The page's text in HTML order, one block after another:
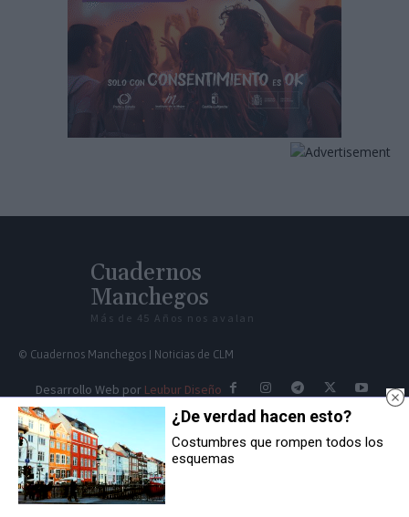
Cuadernos
Manchegos
Más de 45 Años nos avalan
© Cuadernos Manchegos | Noticias de CLM
Desarrollo Web por Leubur Diseño
Contacto Redacción:
redaccion@cuadernosmanchegos.com
¿De verdad hacen esto?
Costumbres que rompen todos los
esquemas